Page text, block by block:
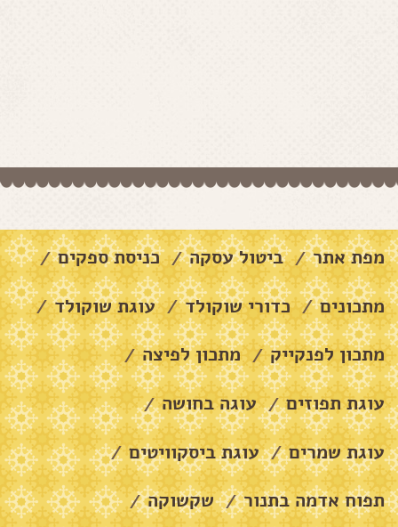
מפת אתר / ביטול עסקה / כניסת ספקים /
מתכונים / כדורי שוקולד / עוגת שוקולד /
מתכון לפנקייק / מתכון לפיצה /
עוגת תפוזים / עוגה בחושה /
עוגת שמרים / עוגת ביסקוויטים /
תפוח אדמה בתנור / שקשוקה /